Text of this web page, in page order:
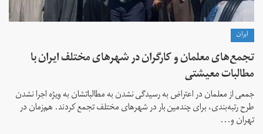
ايران
تجمع‌های معلمان و کارگران در شهرهای مختلف ایران با
مطالبات معیشتی
جمعی از معلمان در اعتراض به رسیدگی نشدن به مطالباتشان به ویژه اجرا نشدن
طرح رتبه‌بندی، برای چندمین بار در شهرهای مختلف تجمع کردند. هم‌زمان در
تهران و...